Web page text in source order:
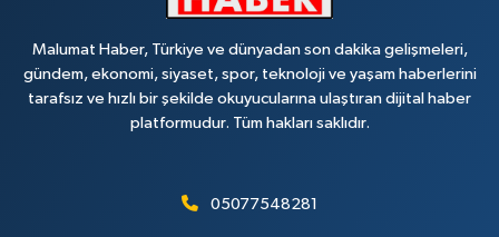
Malumat Haber, Türkiye ve dünyadan son dakika gelişmeleri,
gündem, ekonomi, siyaset, spor, teknoloji ve yaşam haberlerini
tarafsız ve hızlı bir şekilde okuyucularına ulaştıran dijital haber
platformudur. Tüm hakları saklıdır.
05077548281